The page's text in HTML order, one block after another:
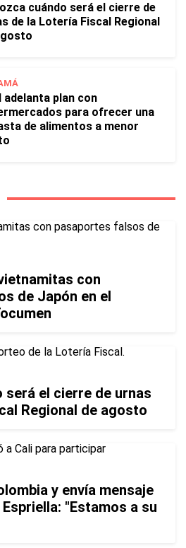
cuándo será el cierre de
de la Lotería Fiscal Regional
adelanta plan con
para ofrecer una
de alimentos a menor
con
de Japón en el
será el cierre de urnas
Regional de agosto
y envía mensaje
"Estamos a su